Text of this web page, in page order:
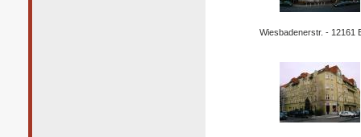
Wiesbadenerstr. - 12161